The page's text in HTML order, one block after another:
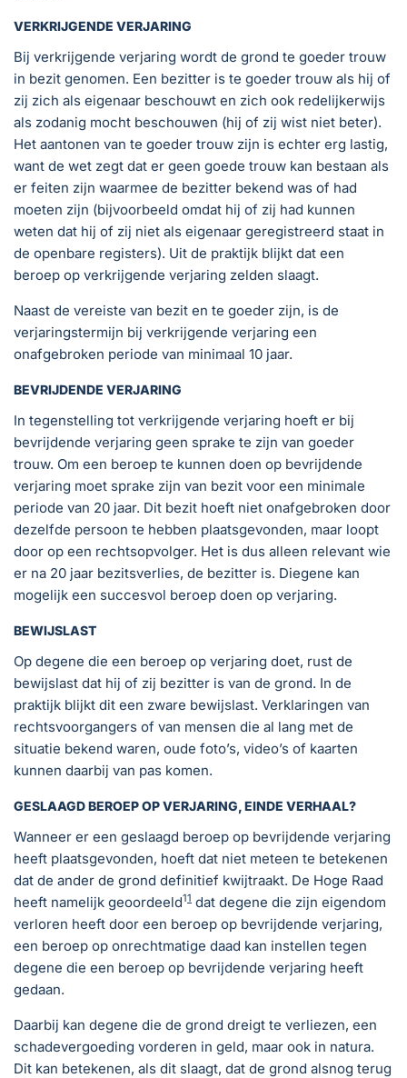
VERKRIJGENDE VERJARING
Bij verkrijgende verjaring wordt de grond te goeder trouw
in bezit genomen. Een bezitter is te goeder trouw als hij of
zij zich als eigenaar beschouwt en zich ook redelijkerwijs
als zodanig mocht beschouwen (hij of zij wist niet beter).
Het aantonen van te goeder trouw zijn is echter erg lastig,
want de wet zegt dat er geen goede trouw kan bestaan als
er feiten zijn waarmee de bezitter bekend was of had
moeten zijn (bijvoorbeeld omdat hij of zij had kunnen
weten dat hij of zij niet als eigenaar geregistreerd staat in
de openbare registers). Uit de praktijk blijkt dat een
beroep op verkrijgende verjaring zelden slaagt.
Naast de vereiste van bezit en te goeder zijn, is de
verjaringstermijn bij verkrijgende verjaring een
onafgebroken periode van minimaal 10 jaar.
BEVRIJDENDE VERJARING
In tegenstelling tot verkrijgende verjaring hoeft er bij
bevrijdende verjaring geen sprake te zijn van goeder
trouw. Om een beroep te kunnen doen op bevrijdende
verjaring moet sprake zijn van bezit voor een minimale
periode van 20 jaar. Dit bezit hoeft niet onafgebroken door
dezelfde persoon te hebben plaatsgevonden, maar loopt
door op een rechtsopvolger. Het is dus alleen relevant wie
er na 20 jaar bezitsverlies, de bezitter is. Diegene kan
mogelijk een succesvol beroep doen op verjaring.
BEWIJSLAST
Op degene die een beroep op verjaring doet, rust de
bewijslast dat hij of zij bezitter is van de grond. In de
praktijk blijkt dit een zware bewijslast. Verklaringen van
rechtsvoorgangers of van mensen die al lang met de
situatie bekend waren, oude foto’s, video’s of kaarten
kunnen daarbij van pas komen.
GESLAAGD BEROEP OP VERJARING, EINDE VERHAAL?
Wanneer er een geslaagd beroep op bevrijdende verjaring
heeft plaatsgevonden, hoeft dat niet meteen te betekenen
dat de ander de grond definitief kwijtraakt. De Hoge Raad
heeft namelijk geoordeeld11 dat degene die zijn eigendom
verloren heeft door een beroep op bevrijdende verjaring,
een beroep op onrechtmatige daad kan instellen tegen
degene die een beroep op bevrijdende verjaring heeft
gedaan.
Daarbij kan degene die de grond dreigt te verliezen, een
schadevergoeding vorderen in geld, maar ook in natura.
Dit kan betekenen, als dit slaagt, dat de grond alsnog terug